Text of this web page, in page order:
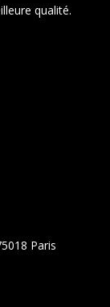
qualité.
Paris